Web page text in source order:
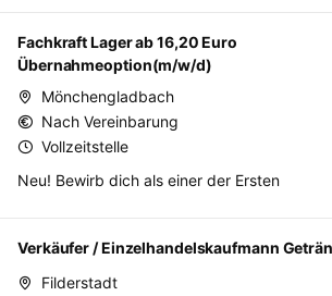
Fachkraft Lager ab 16,20 Euro
Übernahmeoption(m/w/d)
Mönchengladbach
Nach Vereinbarung
Vollzeitstelle
Neu! Bewirb dich als einer der Ersten
Verkäufer / Einzelhandelskaufmann
Filderstadt